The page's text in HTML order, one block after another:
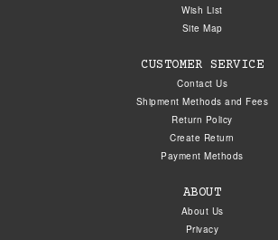
Wish List
Site Map
CUSTOMER SERVICE
Contact Us
Shipment Methods and Fees
Return Policy
Create Return
Payment Methods
ABOUT
About Us
Privacy